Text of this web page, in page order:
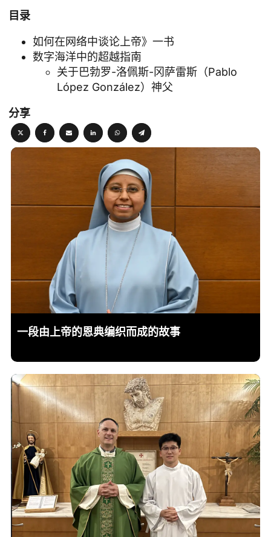
目录
如何在网络中谈论上帝》一书
数字海洋中的超越指南
关于巴勃罗-洛佩斯-冈萨雷斯（Pablo
López González）神父
分享
一段由上帝的恩典编织而成的故事